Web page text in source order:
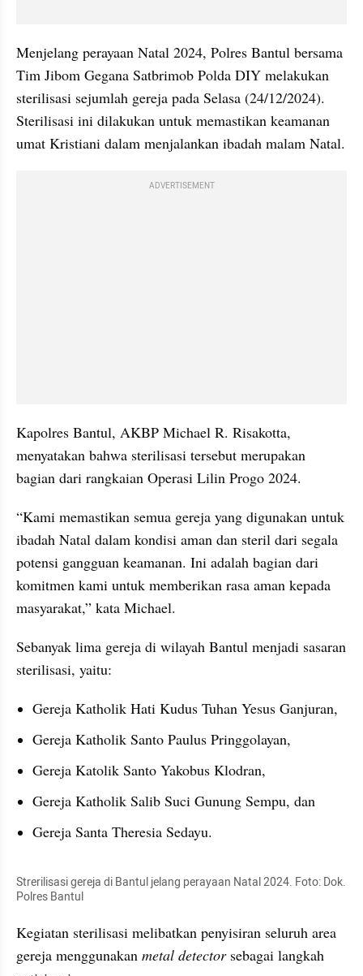
Menjelang perayaan Natal 2024, Polres Bantul bersama
Tim Jibom Gegana Satbrimob Polda DIY melakukan
sterilisasi sejumlah gereja pada Selasa (24/12/2024).
Sterilisasi ini dilakukan untuk memastikan keamanan
umat Kristiani dalam menjalankan ibadah malam Natal.
ADVERTISEMENT
Kapolres Bantul, AKBP Michael R. Risakotta,
menyatakan bahwa sterilisasi tersebut merupakan
bagian dari rangkaian Operasi Lilin Progo 2024.
“Kami memastikan semua gereja yang digunakan untuk
ibadah Natal dalam kondisi aman dan steril dari segala
potensi gangguan keamanan. Ini adalah bagian dari
komitmen kami untuk memberikan rasa aman kepada
masyarakat,” kata Michael.
Sebanyak lima gereja di wilayah Bantul menjadi sasaran
sterilisasi, yaitu:
Gereja Katholik Hati Kudus Tuhan Yesus Ganjuran,
Gereja Katholik Santo Paulus Pringgolayan,
Gereja Katolik Santo Yakobus Klodran,
Gereja Katholik Salib Suci Gunung Sempu, dan
Gereja Santa Theresia Sedayu.
Strerilisasi gereja di Bantul jelang perayaan Natal 2024. Foto: Dok.
Polres Bantul
Kegiatan sterilisasi melibatkan penyisiran seluruh area
gereja menggunakan metal detector sebagai langkah